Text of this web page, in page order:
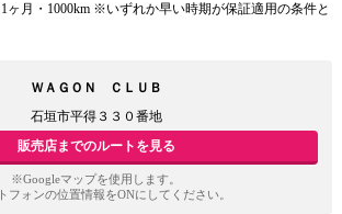
ヶ月・1000km ※いずれか早い時期が保証適用の条件と
ＷＡＧＯＮ ＣＬＵＢ
石垣市平得３３０番地
販売店までのルートを見る
※Googleマップを使用します。
フォンの位置情報をONにしてください。